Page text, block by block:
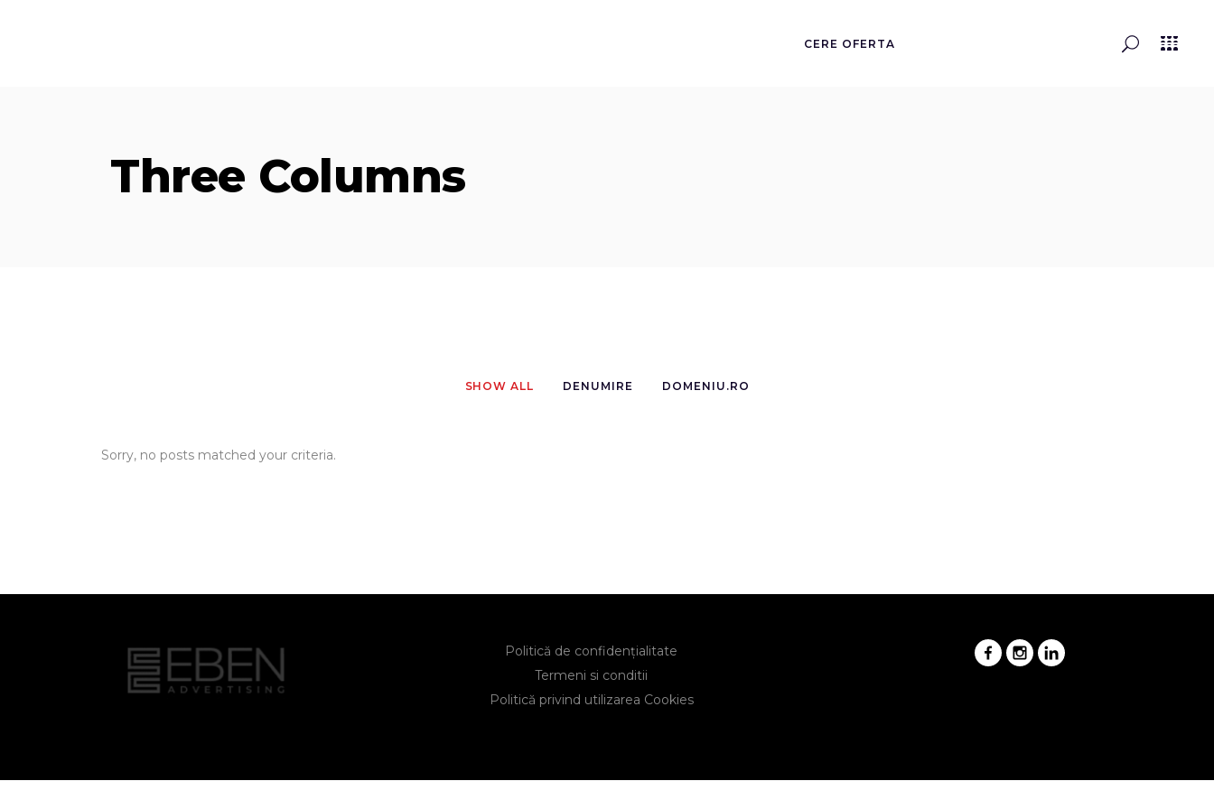
CERE OFERTA
Three Columns
SHOW ALL DENUMIRE DOMENIU.RO
Sorry, no posts matched your criteria.
Politică de confidențialitate
Termeni si conditii
Politică privind utilizarea Cookies